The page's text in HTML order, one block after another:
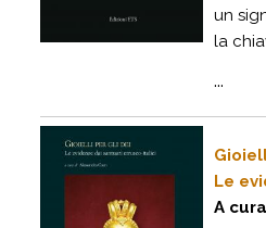
un
la
...
Le
A